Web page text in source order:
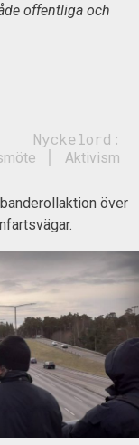
offentliga och
Nyckelord:
Aktivism
över